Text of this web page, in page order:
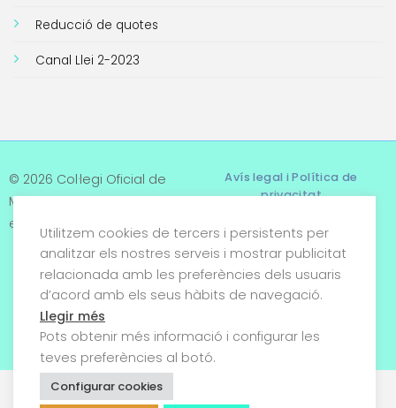
Reducció de quotes
Canal Llei 2-2023
© 2026 Col·legi Oficial de
Metges de Tarragona. Tots
els drets reservats
Avís legal i Política de
privacitat
Termes i condicions
Política de cookies
Utilitzem cookies de tercers i persistents per
analitzar els nostres serveis i mostrar publicitat
relacionada amb les preferències dels usuaris
d’acord amb els seus hàbits de navegació.
Llegir més
Pots obtenir més informació i configurar les
teves preferències al botó.
Configurar cookies